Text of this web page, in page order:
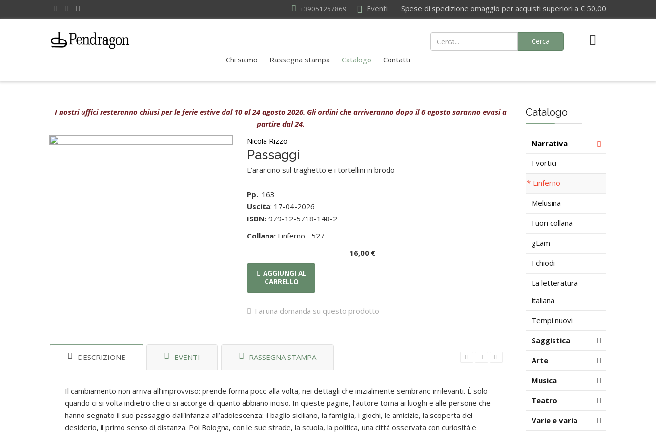
Eventi Spese di spedizione omaggio per acquisti superiori a € 50,00
+39051267869
Chi siamo Rassegna stampa Catalogo Contatti
Cerca
I nostri uffici resteranno chiusi per le ferie estive dal 10 al 24 agosto 2026. Gli ordini che arriveranno dopo il 6 agosto saranno evasi a
partire dal 24.
Nicola Rizzo
Passaggi
L’arancino sul traghetto e i tortellini in brodo
Pp. 163
Uscita: 17-04-2026
ISBN: 979-12-5718-148-2
Collana: Linferno - 527
16,00 €
AGGIUNGI AL
CARRELLO
Fai una domanda su questo prodotto
DESCRIZIONE EVENTI RASSEGNA STAMPA
Il cambiamento non arriva all’improvviso: prende forma poco alla volta, nei dettagli che inizialmente sembrano irrilevanti. È solo
quando ci si volta indietro che ci si accorge di quanto abbiano inciso. In queste pagine, l’autore torna ai luoghi e alle persone che
hanno segnato il suo passaggio dall’infanzia all’adolescenza: il baglio siciliano, la famiglia, i giochi, le amicizie, la scoperta del
desiderio, il primo senso di distanza. Poi Bologna, con le sue strade, la scuola, la politica, una città osservata con curiosità e
Catalogo
Narrativa
I vortici
Linferno
Melusina
Fuori collana
gLam
I chiodi
La letteratura
italiana
Tempi nuovi
Saggistica
Arte
Musica
Teatro
Varie e varia